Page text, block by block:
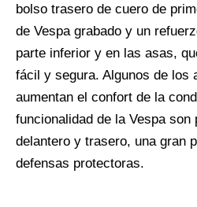
bolso trasero de cuero de
de Vespa grabado y un
parte inferior y en las asas,
fácil y segura. Algunos de los
aumentan el confort de la
funcionalidad de la Vespa son
delantero y trasero, una gran
defensas protectoras.